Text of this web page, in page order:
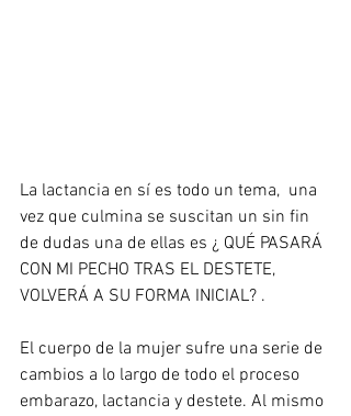
La lactancia en sí es todo un tema,  una
vez que culmina se suscitan un sin fin
de dudas una de ellas es ¿ QUÉ PASARÁ
CON MI PECHO TRAS EL DESTETE,
VOLVERÁ A SU FORMA INICIAL? .
El cuerpo de la mujer sufre una serie de
cambios a lo largo de todo el proceso
embarazo, lactancia y destete. Al mismo